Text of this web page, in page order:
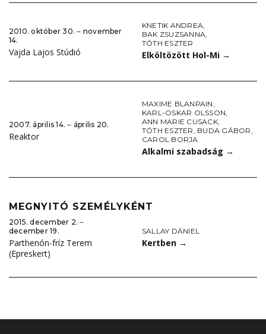
2010. október 30. ‒ november
14.
Vajda Lajos Stúdió
KNETIK ANDREA,
BAK ZSUZSANNA,
TÓTH ESZTER
Elköltözött Hol-Mi →
2007. április 14. ‒ április 20.
Reaktor
MAXIME BLANPAIN,
KARL-OSKAR OLSSON,
ANN MARIE CUSACK,
TÓTH ESZTER, BUDA GÁBOR,
CAROL BORJA
Alkalmi szabadság →
MEGNYITÓ SZEMÉLYKÉNT
2015. december 2. ‒
december 19.
Parthenón-fríz Terem
(Epreskert)
SALLAY DÁNIEL
Kertben →